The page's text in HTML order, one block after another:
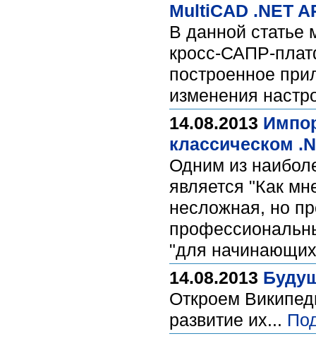
MultiCAD .NET
В данной статье
кросс-САПР-
построенное
изменения
14.08.2013
классическом
Одним из
является "Как
несложная, но
"для
14.08.2013
Откроем
развитие их...